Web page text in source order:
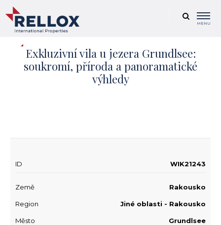
MENU
Exkluzivní vila u jezera Grundlsee:
soukromí, příroda a panoramatické
výhledy
+ 20
ID WIK21243
Země Rakousko
Region Jiné oblasti - Rakousko
Město Grundlsee